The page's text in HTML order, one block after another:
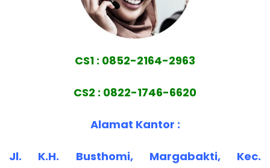
CS1 : 0852-2164-2963
CS2 : 0822-1746-6620
Alamat Kantor :
Jl. K.H. Busthomi, Margabakti, Kec.